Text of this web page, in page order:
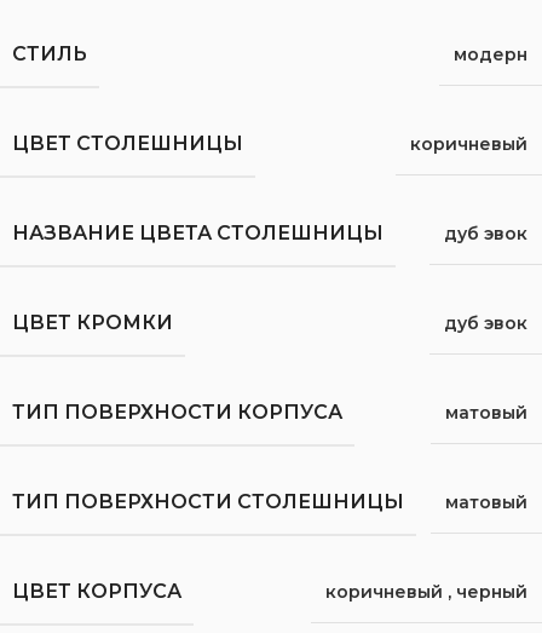
СТИЛЬ модерн
ЦВЕТ СТОЛЕШНИЦЫ коричневый
НАЗВАНИЕ ЦВЕТА СТОЛЕШНИЦЫ дуб эвок
ЦВЕТ КРОМКИ дуб эвок
ТИП ПОВЕРХНОСТИ КОРПУСА матовый
ТИП ПОВЕРХНОСТИ СТОЛЕШНИЦЫ матовый
ЦВЕТ КОРПУСА коричневый , черный